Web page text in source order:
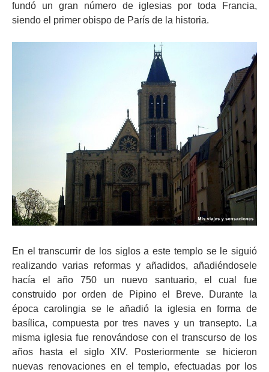
fundó un gran número de iglesias por toda Francia,
siendo el primer obispo de París de la historia.
En el transcurrir de los siglos a este templo se le siguió
realizando varias reformas y añadidos, añadiéndosele
hacía el año 750 un nuevo santuario, el cual fue
construido por orden de Pipino el Breve. Durante la
época carolingia se le añadió la iglesia en forma de
basílica, compuesta por tres naves y un transepto. La
misma iglesia fue renovándose con el transcurso de los
años hasta el siglo XIV. Posteriormente se hicieron
nuevas renovaciones en el templo, efectuadas por los